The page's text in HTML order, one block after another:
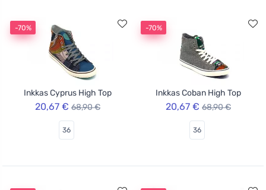
-70%
Inkkas Cyprus High Top
20,67 € 68,90 €
36
-70%
Inkkas Coban High Top
20,67 € 68,90 €
36